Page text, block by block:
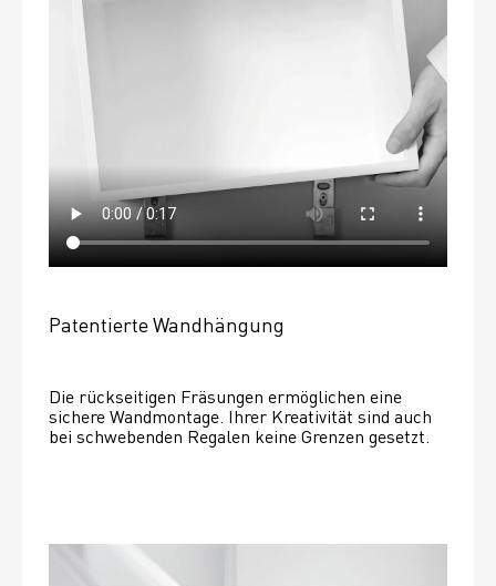
Patentierte Wandhängung
Die rückseitigen Fräsungen ermöglichen eine
sichere Wandmontage. Ihrer Kreativität sind auch
bei schwebenden Regalen keine Grenzen gesetzt.